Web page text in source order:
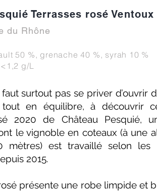
Terrasses rosé Ventoux
du Rhône
50 %, grenache 40 %, syrah 10 %
g/L
faut surtout pas se priver d’ouvrir
en équilibre, à découvrir
2020 de Château Pesquié,
le vignoble en coteaux (à une
mètres) est travaillé selon
2015.
présente une robe limpide et